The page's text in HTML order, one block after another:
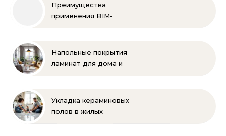
Преимущества
применения BIM-
Напольные покрытия
ламинат для дома и
Укладка кераминовых
полов в жилых